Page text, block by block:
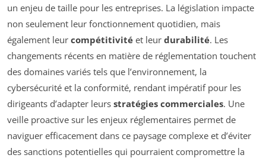
un enjeu de taille pour les entreprises. La législation impacte
non seulement leur fonctionnement quotidien, mais
également leur compétitivité et leur durabilité. Les
changements récents en matière de réglementation touchent
des domaines variés tels que l’environnement, la
cybersécurité et la conformité, rendant impératif pour les
dirigeants d’adapter leurs stratégies commerciales. Une
veille proactive sur les enjeux réglementaires permet de
naviguer efficacement dans ce paysage complexe et d’éviter
des sanctions potentielles qui pourraient compromettre la